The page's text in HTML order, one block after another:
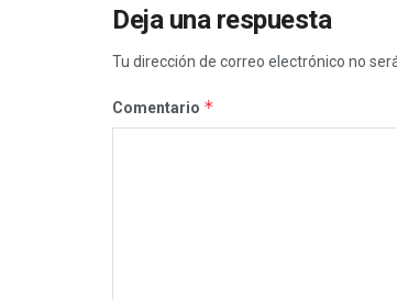
Deja una respuesta
Tu dirección de correo electrónico no
Comentario *